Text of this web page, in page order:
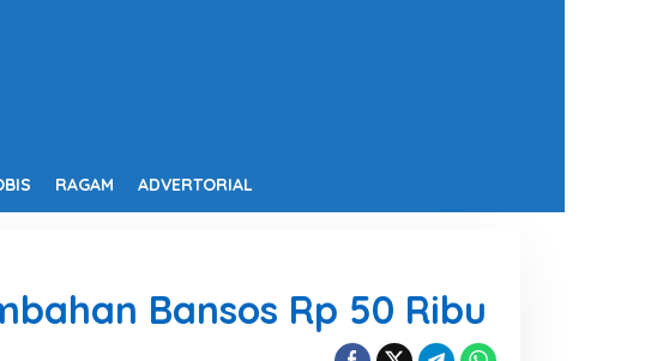
RAGAM ADVERTORIAL
Bansos Rp 50 Ribu